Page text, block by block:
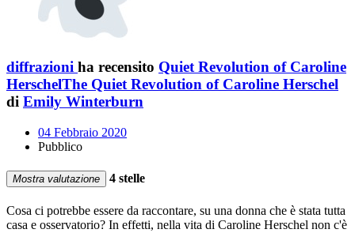
diffrazioni ha recensito Quiet Revolution of Caroline
HerschelThe Quiet Revolution of Caroline Herschel
di Emily Winterburn
04 Febbraio 2020
Pubblico
Mostra valutazione 4 stelle
Cosa ci potrebbe essere da raccontare, su una donna che è stata tutta
casa e osservatorio? In effetti, nella vita di Caroline Herschel non c'è